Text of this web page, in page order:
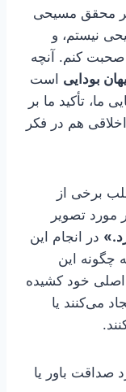
هر محقق مسیحی
نیستم، و
کنم. آنچه
بودایی است
تأکید ما بر
هم در فکر
برخی از
مورد تصویر
در انجام این
چگونه این
اصلی خود کشیده
می‌کنند یا
صداقت باور یا